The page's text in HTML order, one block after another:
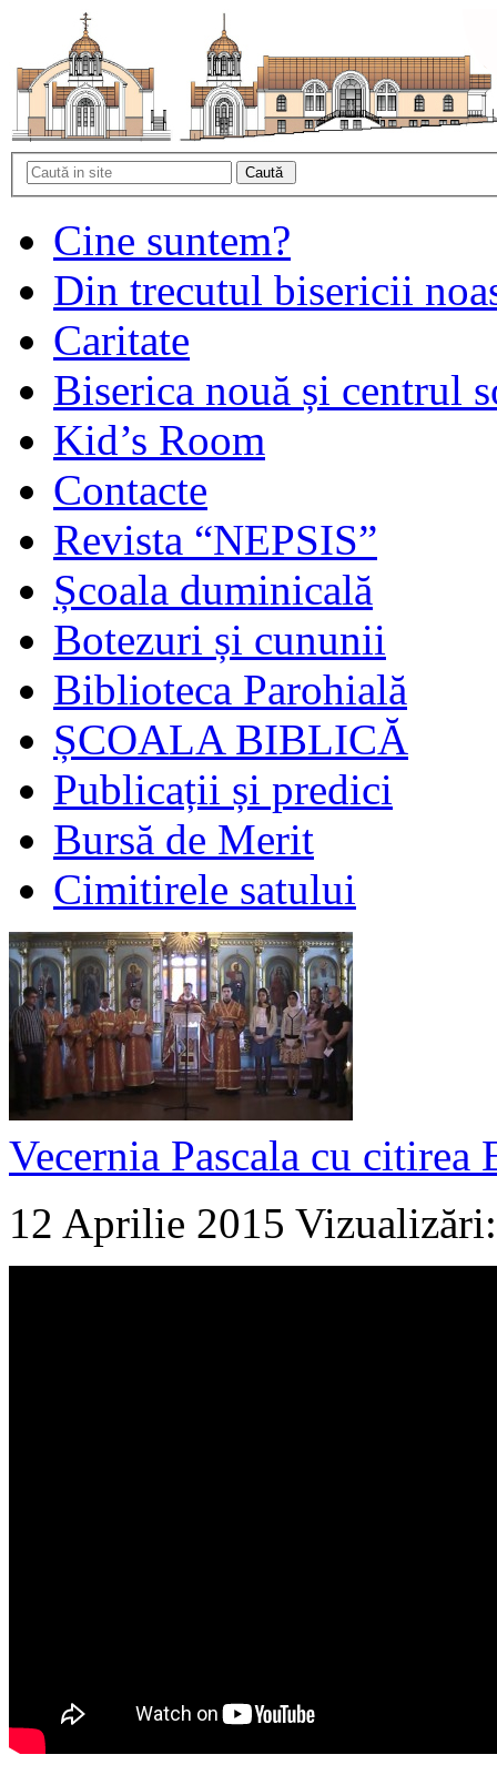
Cine suntem?
Din trecutul bisericii
Caritate
Biserica nouă și centrul
Kid’s Room
Contacte
Revista “NEPSIS”
Școala duminicală
Botezuri și cununii
Biblioteca Parohială
ȘCOALA BIBLICĂ
Publicații și predici
Bursă de Merit
Cimitirele satului
Vecernia Pascala cu
12 Aprilie 2015